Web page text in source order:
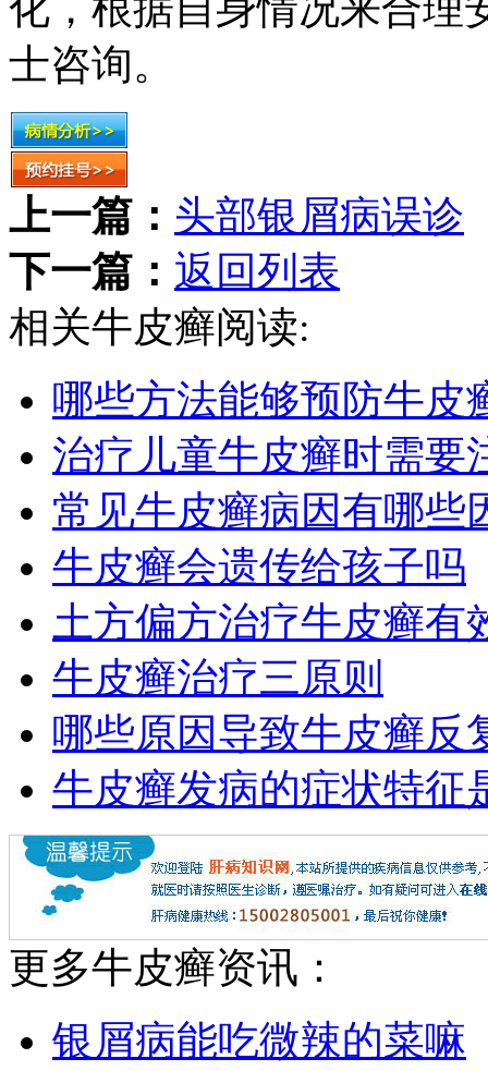
士咨询。
上一篇： 头部银屑病误诊
下一篇： 返回列表
相关牛皮癣阅读:
哪些方法能够预防牛皮
治疗儿童牛皮癣时需要
常见牛皮癣病因有哪些
牛皮癣会遗传给孩子吗
土方偏方治疗牛皮癣有
牛皮癣治疗三原则
哪些原因导致牛皮癣反
牛皮癣发病的症状特征
更多牛皮癣资讯：
银屑病能吃微辣的菜嘛